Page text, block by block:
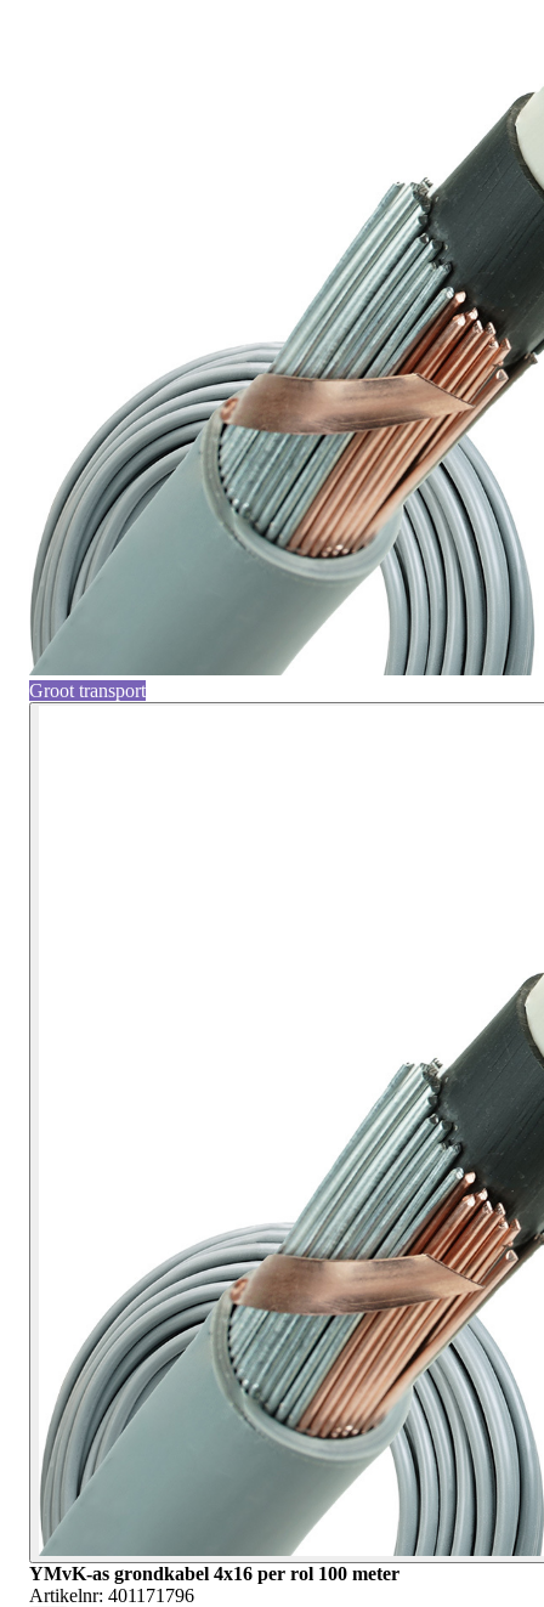
Groot transport
YMvK-as grondkabel 4x16 per rol 100 meter
Artikelnr: 401171796